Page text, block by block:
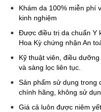
Khám da 100% miễn phí
kinh nghiệm
Được điều trị da chuẩn Y
Hoa Kỳ chứng nhận An
Kỹ thuật viên, điều
và sàng lọc liên tục.
Sản phẩm sử dụng trong
chính hãng, không sử
Giá cả luôn được niêm